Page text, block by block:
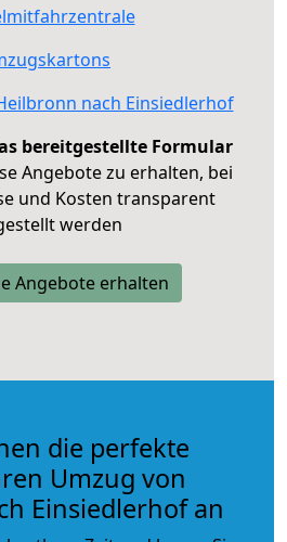
nach Einsiedlerhof
bereitgestellte Formular
Angebote zu erhalten, bei
und Kosten transparent
werden
Angebote erhalten
die perfekte
Umzug von
Einsiedlerhof an